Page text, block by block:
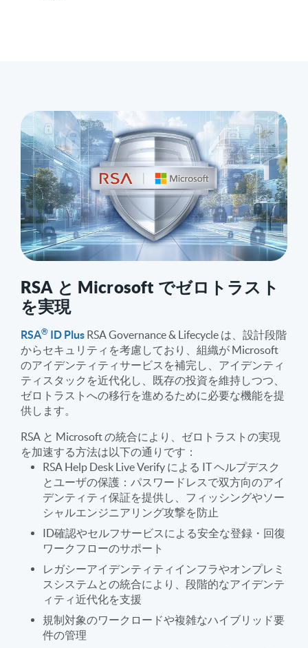
RSA と Microsoft でゼロトラスト
を実現
RSA® ID Plus RSA Governance & Lifecycle は、設計段階
からセキュリティを考慮しており、組織が Microsoft
のアイデンティティサービスを補完し、アイデンティ
ティスタックを近代化し、既存の投資を維持しつつ、
ゼロトラストへの移行を進めるために必要な機能を提
供します。
RSA と Microsoft の統合により、ゼロトラストの実現
を加速する方法は以下の通りです：
RSA Help Desk Live Verify による IT ヘルプデスク
とユーザの保護：パスワードレスで双方向のアイ
デンティティ保証を提供し、フィッシングやソー
シャルエンジニアリング攻撃を防止
ID確認やセルフサービスによる安全な登録・回復
ワークフローのサポート
レガシーアイデンティティインフラやオンプレミ
スシステムとの統合により、段階的なアイデンテ
ィティ近代化を支援
規制対象のワークロードや複雑なハイブリッド要
件の管理